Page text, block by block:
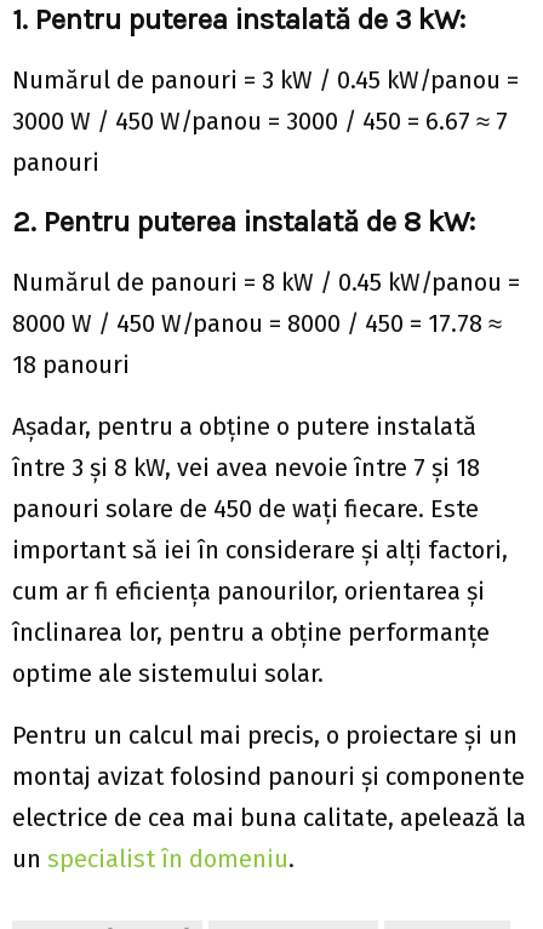
1. Pentru puterea instalată de 3 kW:
Numărul de panouri = 3 kW / 0.45 kW/panou =
3000 W / 450 W/panou = 3000 / 450 = 6.67 ≈ 7
panouri
2. Pentru puterea instalată de 8 kW:
Numărul de panouri = 8 kW / 0.45 kW/panou =
8000 W / 450 W/panou = 8000 / 450 = 17.78 ≈
18 panouri
Așadar, pentru a obține o putere instalată
între 3 și 8 kW, vei avea nevoie între 7 și 18
panouri solare de 450 de wați fiecare. Este
important să iei în considerare și alți factori,
cum ar fi eficiența panourilor, orientarea și
înclinarea lor, pentru a obține performanțe
optime ale sistemului solar.
Pentru un calcul mai precis, o proiectare și un
montaj avizat folosind panouri și componente
electrice de cea mai buna calitate, apelează la
un specialist în domeniu.